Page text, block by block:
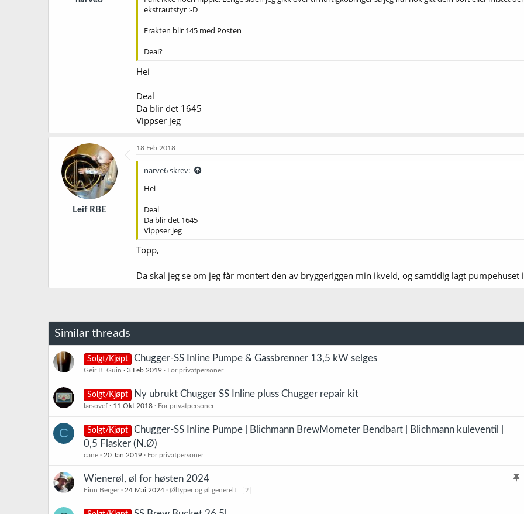
ekstrautstyr :-D
Frakten blir 145 med Posten
Deal?
Hei
Deal
Da blir det 1645
Vippser jeg
Leif RBE
18 Feb 2018
narve6 skrev:
Hei
Deal
Da blir det 1645
Vippser jeg
Topp,
Da skal jeg se om jeg får montert den av bryggeriggen min ikveld, og samtidig lagt pumpehuset
Similar threads
Solgt/Kjøpt Chugger-SS Inline Pumpe & Gassbrenner 13,5 kW selges
Geir B. Guin 3 Feb 2019 For privatpersoner
Solgt/Kjøpt Ny ubrukt Chugger SS Inline pluss Chugger repair kit
larsovef 11 Okt 2018 For privatpersoner
C Solgt/Kjøpt
Chugger-SS Inline Pumpe | Blichmann BrewMometer Bendbart | Blichmann kuleventil |
0,5 Flasker (N.Ø)
cane 20 Jan 2019 For privatpersoner
K
Wienerøl, øl for høsten 2024
Finn Berger 24 Mai 2024 Øltyper og øl generelt 2